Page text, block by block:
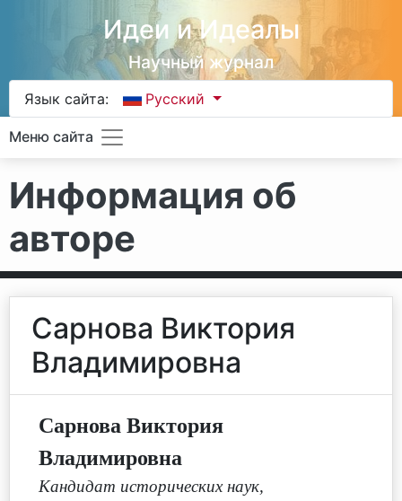
Идеи и Идеалы
Научный журнал
Язык сайта: Русский
Меню сайта
Информация об
авторе
Сарнова Виктория
Владимировна
Сарнова Виктория
Владимировна
Кандидат исторических наук,